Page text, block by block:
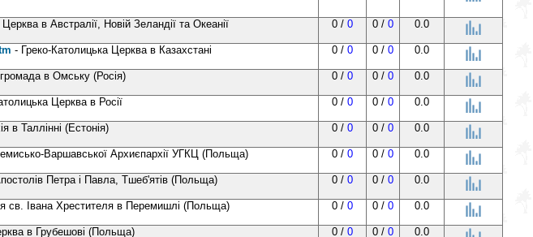
в Австралії, Новій Зеландії та Океанії 0 / 0 0 / 0 0.0
- Греко-Католицька Церква в Казахстані 0 / 0 0 / 0 0.0
в Омську (Росія) 0 / 0 0 / 0 0.0
Церква в Росії 0 / 0 0 / 0 0.0
в Таллінні (Естонія) 0 / 0 0 / 0 0.0
Варшавської Архиєпархії УГКЦ (Польща) 0 / 0 0 / 0 0.0
Петра і Павла, Тшеб'ятів (Польща) 0 / 0 0 / 0 0.0
св. Івана Хрестителя в Перемишлі (Польща) 0 / 0 0 / 0 0.0
в Грубешові (Польща) 0 / 0 0 / 0 0.0